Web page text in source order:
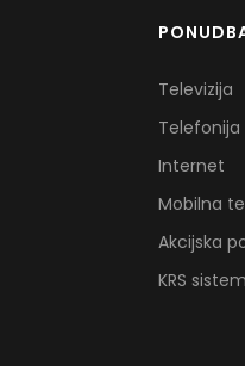
Televizija
Telefonija
Internet
Mobilna
Akcijska
KRS